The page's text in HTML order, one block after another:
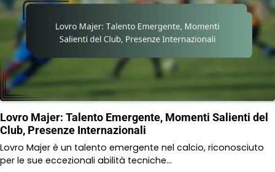
Lovro Majer: Talento Emergente, Momenti Salienti del
Club, Presenze Internazionali
Lovro Majer è un talento emergente nel calcio, riconosciuto
per le sue eccezionali abilità tecniche…